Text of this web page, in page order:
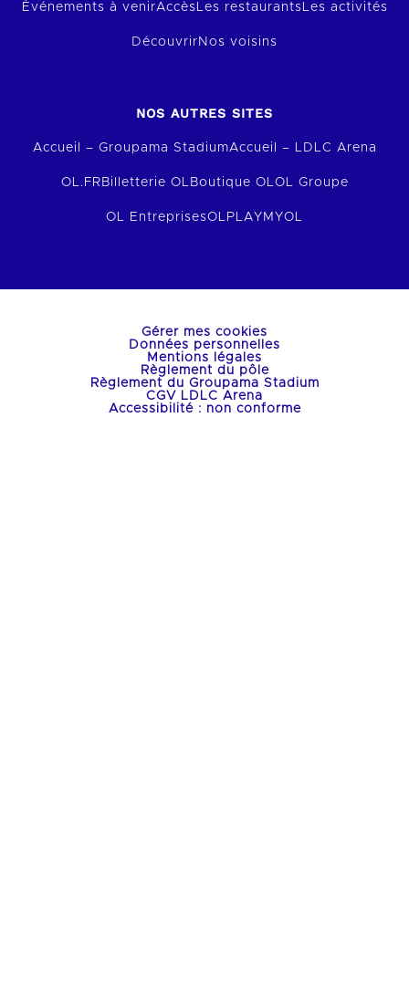
Événements à venirAccèsLes restaurantsLes activités
Découvrir Nos voisins
NOS AUTRES SITES
Accueil – Groupama StadiumAccueil – LDLC Arena
OL.FR Billetterie OL Boutique OLOL Groupe
OL EntreprisesOLPLAY MYOL
Gérer mes cookies
Données personnelles
Mentions légales
Règlement du pôle
Règlement du Groupama Stadium
CGV LDLC Arena
Accessibilité : non conforme